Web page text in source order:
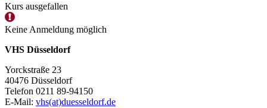
Kurs ausgefallen
Keine Anmeldung möglich
VHS Düsseldorf
Yorckstraße 23
40476 Düsseldorf
Telefon 0211 89-94150
E-Mail: vhs(at)duesseldorf.de